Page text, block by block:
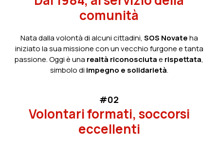
comunità
Nata dalla volontà di alcuni cittadini, SOS Novateha
iniziato la sua missione con un vecchio furgone e tanta
passione. Oggi è una realtà riconosciutae rispettata,
simbolo di impegno e solidarietà.
#02
Volontari formati, soccorsi
eccellenti